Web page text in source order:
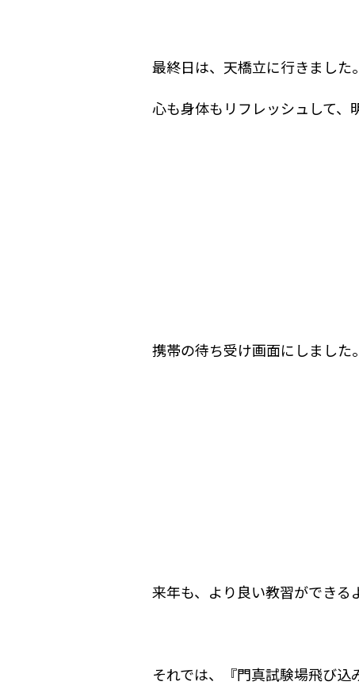
最終日は、天橋立に行きました。
心も身体もリフレッシュして、
携帯の待ち受け画面にしました
来年も、より良い教習ができ
それでは、『門真試験場飛び込